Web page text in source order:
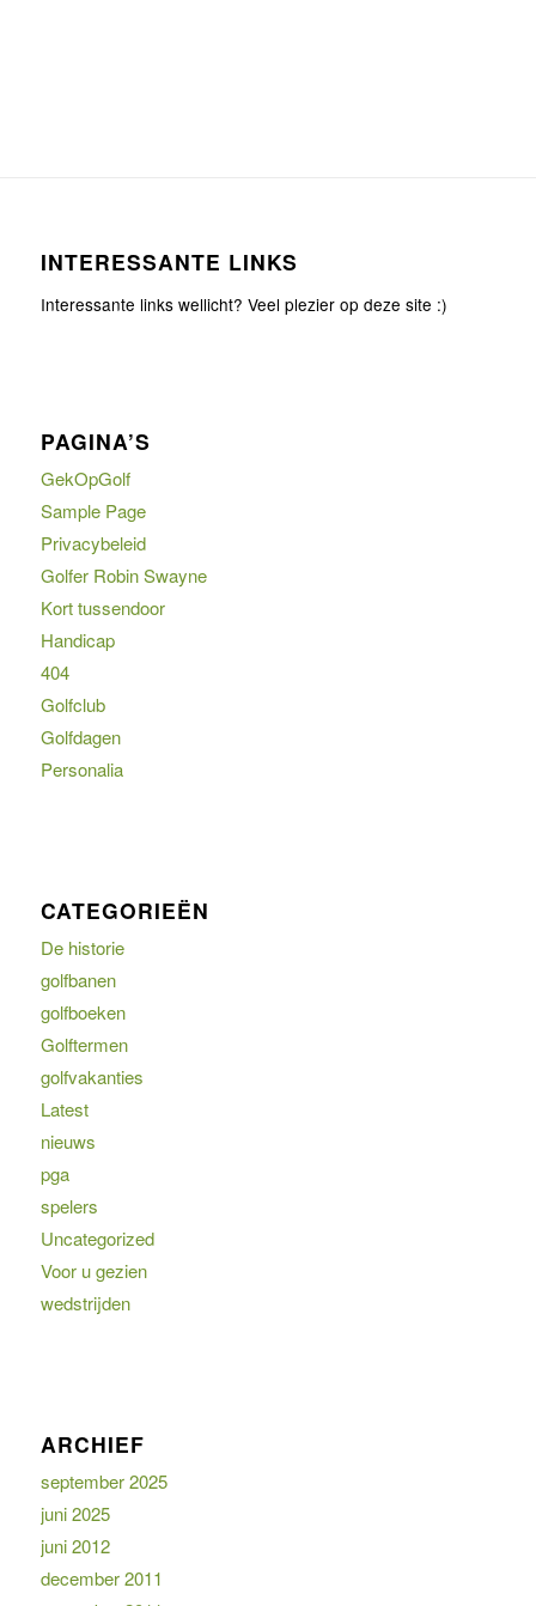
INTERESSANTE LINKS
Interessante links wellicht? Veel plezier op deze site :)
PAGINA’S
GekOpGolf
Sample Page
Privacybeleid
Golfer Robin Swayne
Kort tussendoor
Handicap
404
Golfclub
Golfdagen
Personalia
CATEGORIEËN
De historie
golfbanen
golfboeken
Golftermen
golfvakanties
Latest
nieuws
pga
spelers
Uncategorized
Voor u gezien
wedstrijden
ARCHIEF
september 2025
juni 2025
juni 2012
december 2011